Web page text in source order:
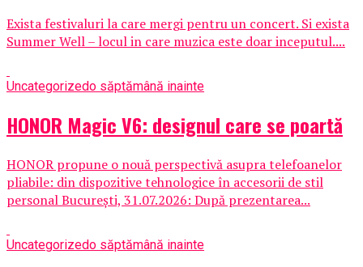
Exista festivaluri la care mergi pentru un concert. Si exista
Summer Well – locul in care muzica este doar inceputul....
Uncategorizedo săptămână inainte
HONOR Magic V6: designul care se poartă
HONOR propune o nouă perspectivă asupra telefoanelor
pliabile: din dispozitive tehnologice în accesorii de stil
personal București, 31.07.2026: După prezentarea...
Uncategorizedo săptămână inainte